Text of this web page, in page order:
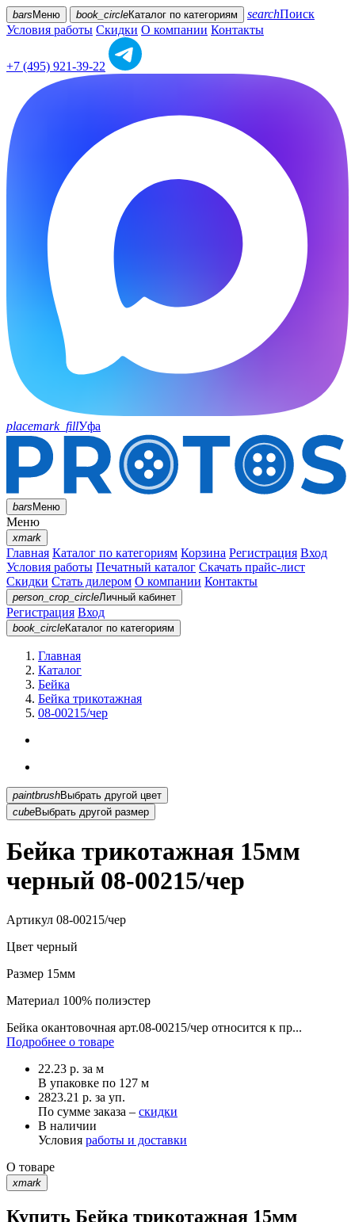
bars Меню book_circleКаталог по категориям searchПоиск
Условия работы Скидки О компании Контакты
+7 (495) 921-39-22
placemark_fillУфа
barsМеню
Меню
xmark
Главная Каталог по категориям Корзина Регистрация Вход
Условия работы Печатный каталог Скачать прайс-лист
Скидки Стать дилером О компании Контакты
person_crop_circleЛичный кабинет
Регистрация Вход
book_circleКаталог по категориям
Главная
Каталог
Бейка
Бейка трикотажная
08-00215/чер
paintbrush
Выбрать другой цвет
cubeВыбрать другой размер
Бейка трикотажная 15мм
черный 08-00215/чер
Артикул 08-00215/чер
Цвет черный
Размер 15мм
Материал 100% полиэстер
Бейка окантовочная арт.08-00215/чер относится к пр...
Подробнее о товаре
22.23 р. за м
В упаковке по 127 м
2823.21 р. за уп.
По сумме заказа – скидки
В наличии
Условия работы и доставки
О товаре
xmark
Купить Бейка трикотажная 15мм